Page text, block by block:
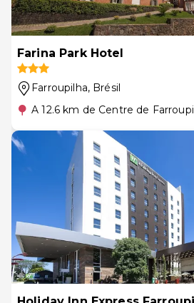
Farina Park Hotel
Farroupilha, Brésil
A 12.6 km de Centre de